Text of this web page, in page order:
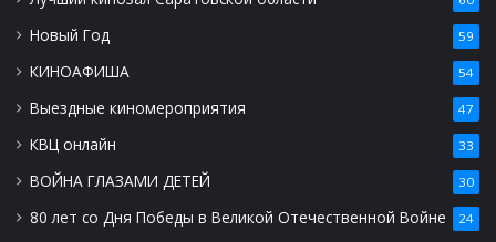
Новый Год 59
КИНОАФИША 54
Выездные киномероприятия 47
КВЦ онлайн 33
ВОЙНА ГЛАЗАМИ ДЕТЕЙ 30
80 лет со Дня Победы в Великой Отечественной Войне 24